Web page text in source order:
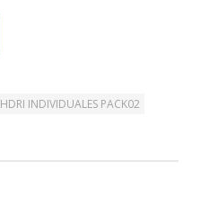
HDRI INDIVIDUALES PACK02